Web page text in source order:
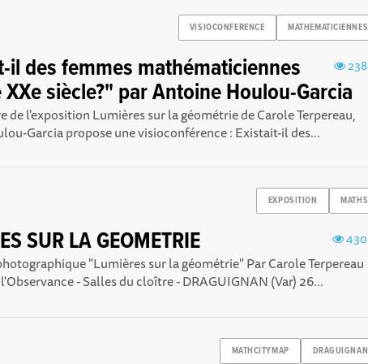
VISIOCONFERENCE MATHEMATICIENNES
238
il des femmes mathématiciennes
siècle?" par Antoine Houlou-Garcia
de l'exposition Lumières sur la géométrie de Carole Terpereau,
Garcia propose une visioconférence : Existait-il des...
EXPOSITION MATHS
430
SUR LA GEOMETRIE
"Lumières sur la géométrie" Par Carole Terpereau
- Salles du cloître - DRAGUIGNAN (Var) 26...
MATHCITYMAP DRAGUIGNAN